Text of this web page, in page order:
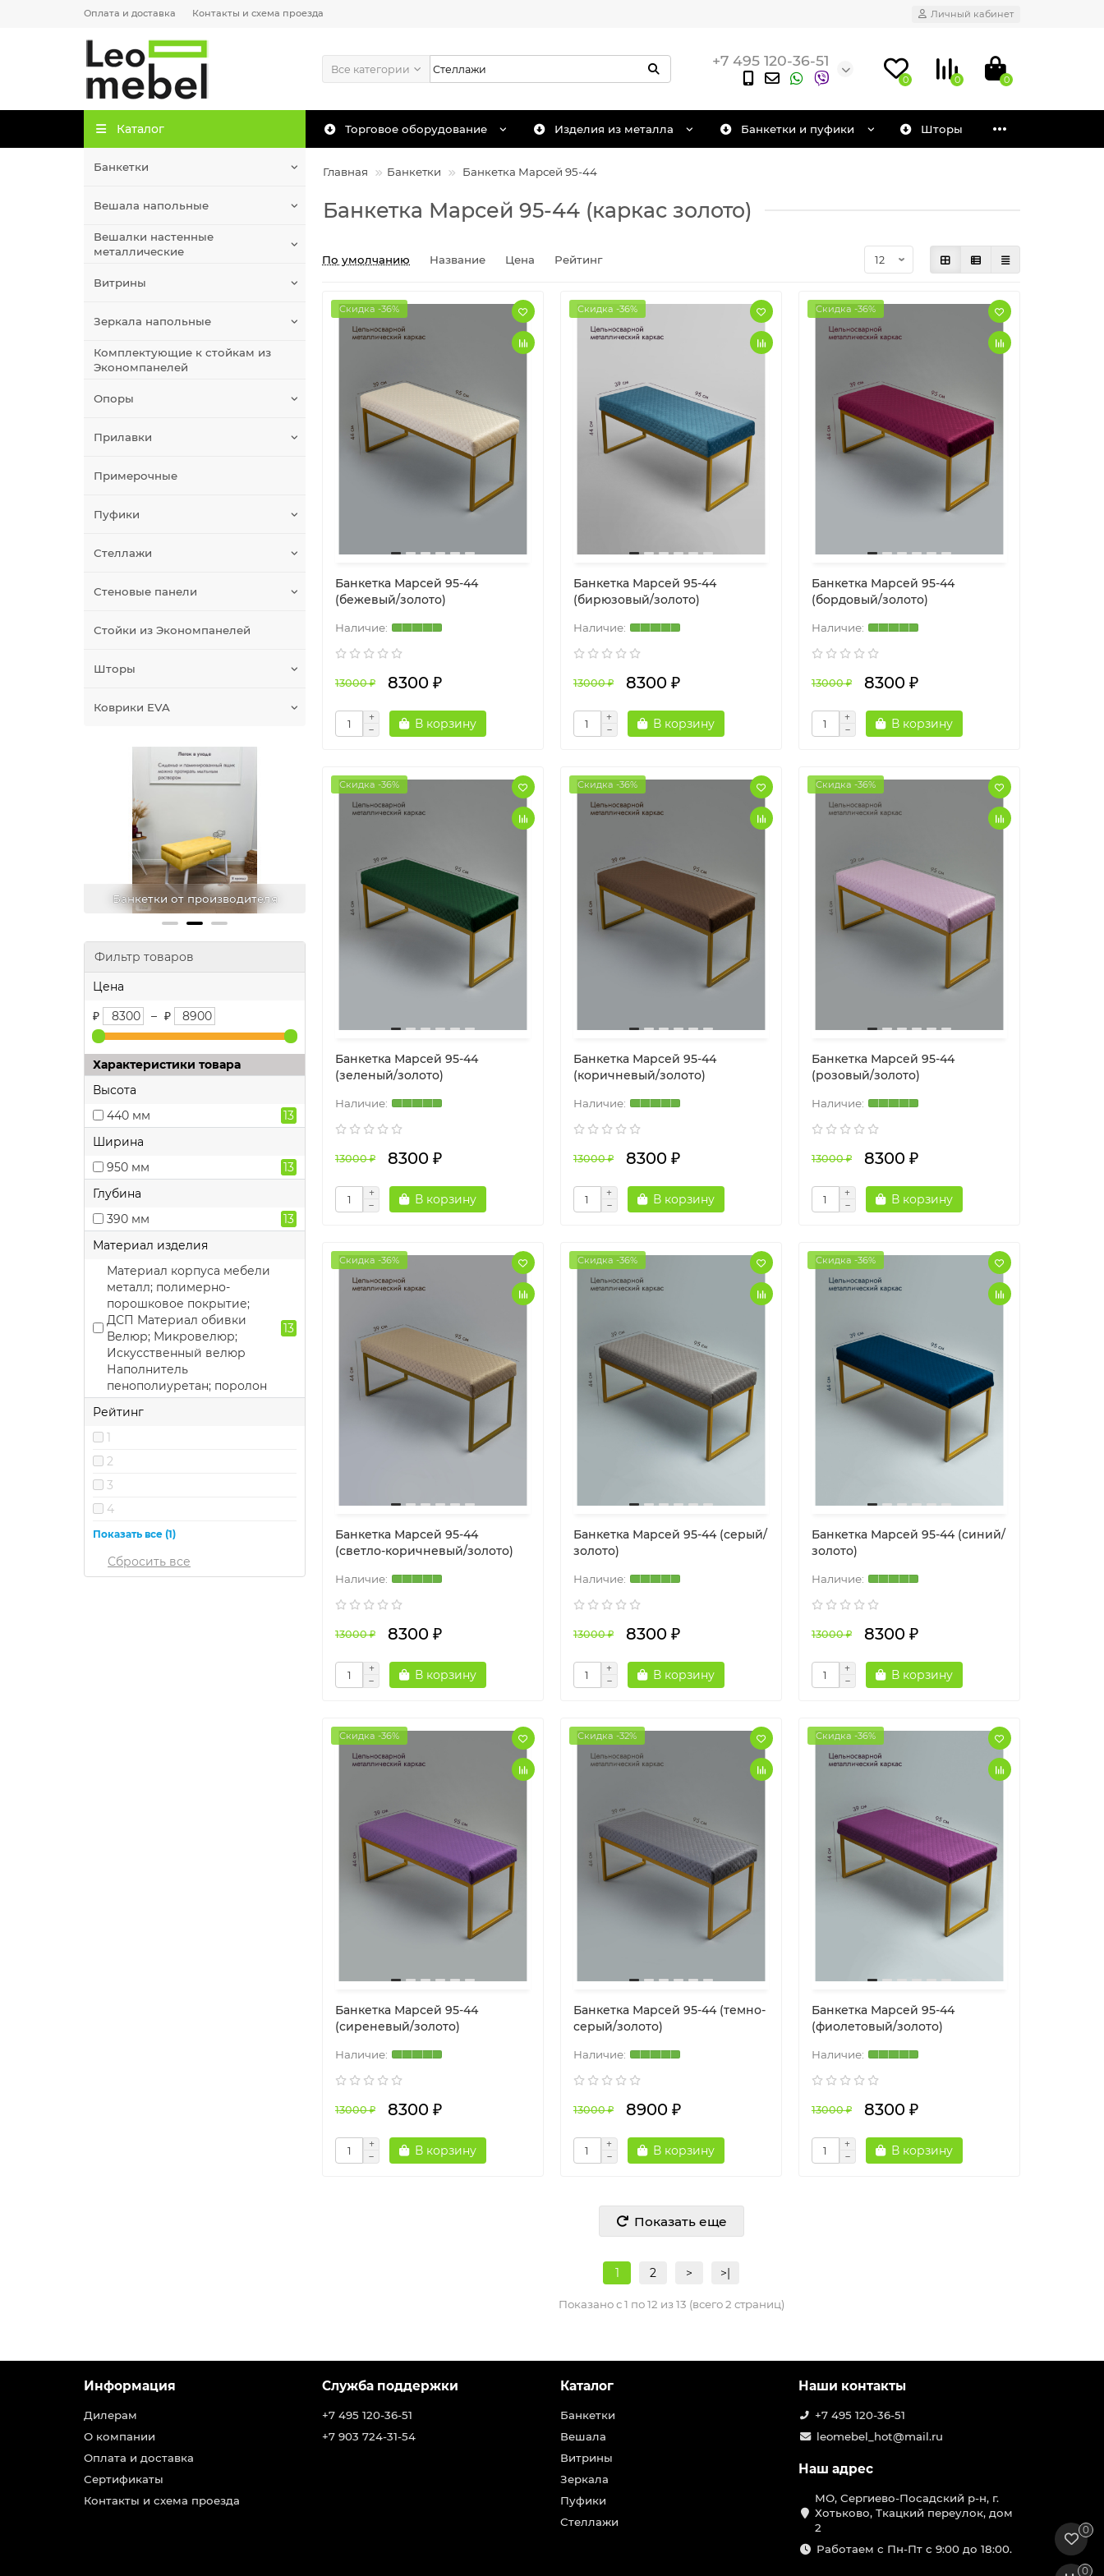
Оплата и доставка Контакты и схема проезда Личный кабинет
Все категории +7 495 120-36-51
0 0 0
Каталог
Банкетки
Вешала напольные
Вешалки настенные
металлические
Витрины
Зеркала напольные
Комплектующие к стойкам из
Экономпанелей
Опоры
Прилавки
Примерочные
Пуфики
Стеллажи
Стеновые панели
Стойки из Экономпанелей
Шторы
Коврики EVA
Торговое оборудование Изделия из металла Банкетки и пуфики Шторы
Главная Банкетки Банкетка Марсей 95-44
Банкетка Марсей 95-44 (каркас золото)
Лучшая цена на рынке Банкетки от производителя
Фильтр товаров
Цена
₽
– ₽
Характеристики товара
Высота
440 мм
13
Ширина
950 мм
13
Глубина
390 мм
13
Материал изделия
Материал корпуса мебели
металл; полимерно-
порошковое покрытие;
ДСП Материал обивки
Велюр; Микровелюр;
Искусственный велюр
Наполнитель
пенополиуретан; поролон
13
Рейтинг
1
2
3
4
5
Показать все (1)
По умолчанию Название Цена Рейтинг
Скидка -36%
Банкетка Марсей 95-44
(бежевый/золото)
13000 ₽ 8300 ₽
В корзину
Скидка -36%
Банкетка Марсей 95-44
(бирюзовый/золото)
13000 ₽ 8300 ₽
В корзину
Скидка -36%
Банкетка Марсей 95-44
(бордовый/золото)
13000 ₽ 8300 ₽
В корзину
Скидка -36%
Банкетка Марсей 95-44
(зеленый/золото)
13000 ₽ 8300 ₽
В корзину
Скидка -36%
Банкетка Марсей 95-44
(коричневый/золото)
13000 ₽ 8300 ₽
В корзину
Скидка -36%
Банкетка Марсей 95-44
(розовый/золото)
13000 ₽ 8300 ₽
В корзину
Скидка -36%
Банкетка Марсей 95-44
(светло-коричневый/золото)
13000 ₽ 8300 ₽
В корзину
Скидка -36%
Банкетка Марсей 95-44 (серый/
золото)
13000 ₽ 8300 ₽
В корзину
Скидка -36%
Банкетка Марсей 95-44 (синий/
золото)
13000 ₽ 8300 ₽
В корзину
Скидка -36%
Банкетка Марсей 95-44
(сиреневый/золото)
13000 ₽ 8300 ₽
В корзину
Скидка -32%
Банкетка Марсей 95-44 (темно-
серый/золото)
13000 ₽ 8900 ₽
В корзину
Скидка -36%
Банкетка Марсей 95-44
(фиолетовый/золото)
13000 ₽ 8300 ₽
В корзину
Показать еще
1 2 > >|
Показано с 1 по 12 из 13 (всего 2 страниц)
Информация
Дилерам
О компании
Оплата и доставка
Сертификаты
Контакты и схема проезда
Служба поддержки
+7 495 120-36-51
+7 903 724-31-54
Каталог
Банкетки
Вешала
Витрины
Зеркала
Пуфики
Стеллажи
Наши контакты
+7 495 120-36-51
leomebel_hot@mail.ru
Наш адрес
МО, Сергиево-Посадский р-н, г.
Хотьково, Ткацкий переулок, дом
2
Работаем с Пн-Пт с 9:00 до 18:00.
0
0